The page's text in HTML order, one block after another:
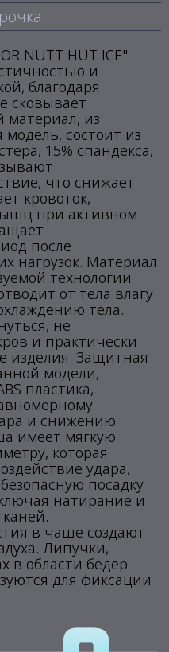
NUTT HUT ICE"
и
благодаря
сковывает
из
состоит из
15% спандекса,
что снижает
кровоток,
при активном
после
нагрузок. Материал
технологии
от тела влагу
тела.
не
и практически
изделия. Защитная
модели,
пластика,
и снижению
имеет мягкую
которая
удара,
посадку
натирание и
в чаше создают
Липучки,
области бедер
для фиксации